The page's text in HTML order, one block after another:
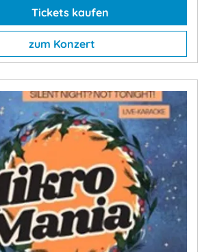
Tickets kaufen
zum Konzert